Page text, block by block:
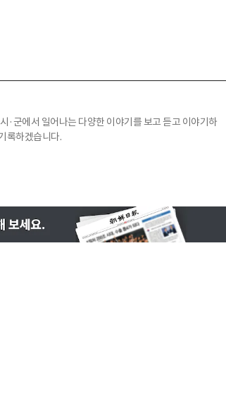
·군에서 일어나는 다양한 이야기를 보고 듣고 이야기하
록하겠습니다.